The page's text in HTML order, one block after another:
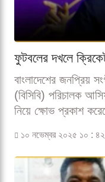
ফুটবলের দখলে
বাংলাদেশের জনপ্রিয়
(বিসিবি) পরিচালক
নিয়ে ক্ষোভ প্রকাশ
১০ নভেম্বর ২০২৫ ১০ :